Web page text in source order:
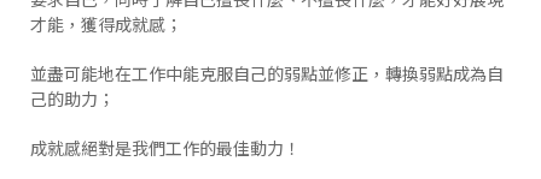
才能，獲得成就感；
並盡可能地在工作中能克服自己的弱點並修正，轉換弱點成為自
己的助力；
成就感絕對是我們工作的最佳動力！